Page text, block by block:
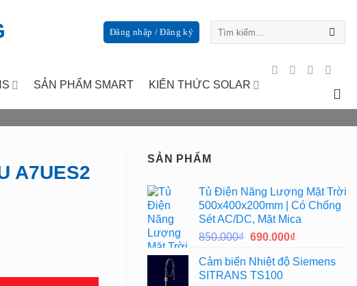
Đăng nhập / Đăng ký
SẢN PHẨM SMART KIẾN THỨC SOLAR
A7UES2
SẢN PHẨM
Tủ Điện Năng Lượng Mặt Trời
500x400x200mm | Có Chống
Sét AC/DC, Mặt Mica
850.000₫ Giá
là:
850.000₫.
690.000₫Giá
tại
Cảm biến Nhiệt độ Siemens
SITRANS TS100